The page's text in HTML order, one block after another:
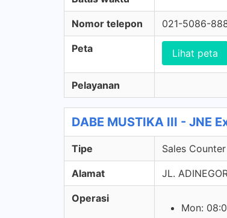
Nomor telepon 021-5086-
Peta Lihat peta
Pelayanan
DABE MUSTIKA III - JNE
Tipe Sales Counter
Alamat JL.
Operasi
Mon: